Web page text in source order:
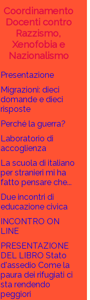
Coordinamento
Docenti contro
Razzismo,
Xenofobia e
Nazionalismo
Presentazione
Migrazioni: dieci
domande e dieci
risposte
Perché la guerra?
Laboratorio di
accoglienza
La scuola di italiano
per stranieri mi ha
fatto pensare che...
Due incontri di
educazione civica
INCONTRO ON
LINE
PRESENTAZIONE
DEL LIBRO Stato
d'assedio Come la
paura dei rifugiati ci
sta rendendo
peggiori